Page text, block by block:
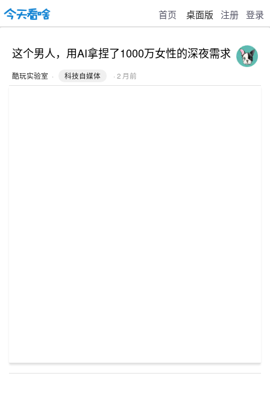
首页 桌面版 注册 登录
这个男人，用AI拿捏了1000万女性的深夜需求
酷玩实验室 · 科技自媒体 · 2 月前